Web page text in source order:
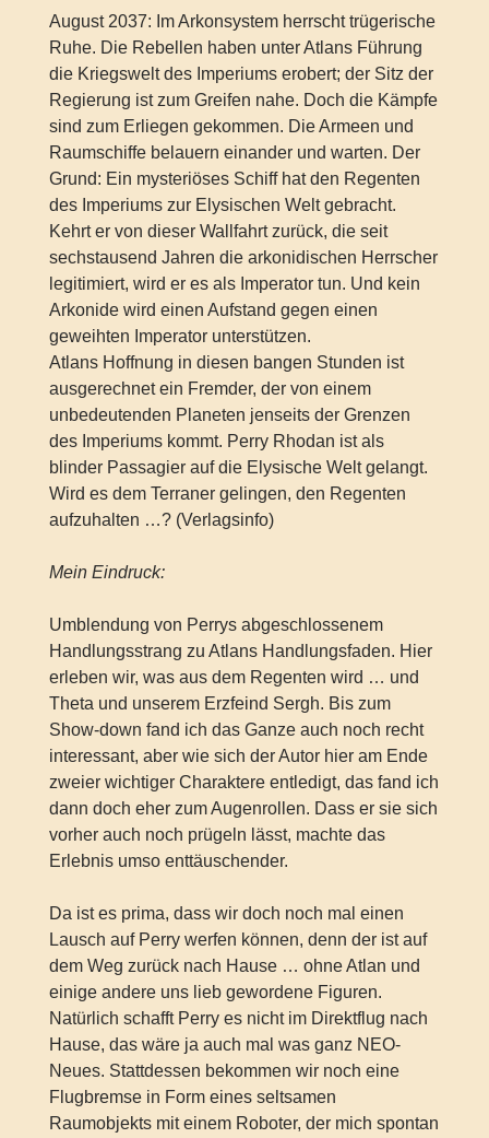
August 2037: Im Arkonsystem herrscht trügerische
Ruhe. Die Rebellen haben unter Atlans Führung
die Kriegswelt des Imperiums erobert; der Sitz der
Regierung ist zum Greifen nahe. Doch die Kämpfe
sind zum Erliegen gekommen. Die Armeen und
Raumschiffe belauern einander und warten. Der
Grund: Ein mysteriöses Schiff hat den Regenten
des Imperiums zur Elysischen Welt gebracht.
Kehrt er von dieser Wallfahrt zurück, die seit
sechstausend Jahren die arkonidischen Herrscher
legitimiert, wird er es als Imperator tun. Und kein
Arkonide wird einen Aufstand gegen einen
geweihten Imperator unterstützen.
Atlans Hoffnung in diesen bangen Stunden ist
ausgerechnet ein Fremder, der von einem
unbedeutenden Planeten jenseits der Grenzen
des Imperiums kommt. Perry Rhodan ist als
blinder Passagier auf die Elysische Welt gelangt.
Wird es dem Terraner gelingen, den Regenten
aufzuhalten …? (Verlagsinfo)
Mein Eindruck:
Umblendung von Perrys abgeschlossenem
Handlungsstrang zu Atlans Handlungsfaden. Hier
erleben wir, was aus dem Regenten wird … und
Theta und unserem Erzfeind Sergh. Bis zum
Show-down fand ich das Ganze auch noch recht
interessant, aber wie sich der Autor hier am Ende
zweier wichtiger Charaktere entledigt, das fand ich
dann doch eher zum Augenrollen. Dass er sie sich
vorher auch noch prügeln lässt, machte das
Erlebnis umso enttäuschender.
Da ist es prima, dass wir doch noch mal einen
Lausch auf Perry werfen können, denn der ist auf
dem Weg zurück nach Hause … ohne Atlan und
einige andere uns lieb gewordene Figuren.
Natürlich schafft Perry es nicht im Direktflug nach
Hause, das wäre ja auch mal was ganz NEO-
Neues. Stattdessen bekommen wir noch eine
Flugbremse in Form eines seltsamen
Raumobjekts mit einem Roboter, der mich spontan